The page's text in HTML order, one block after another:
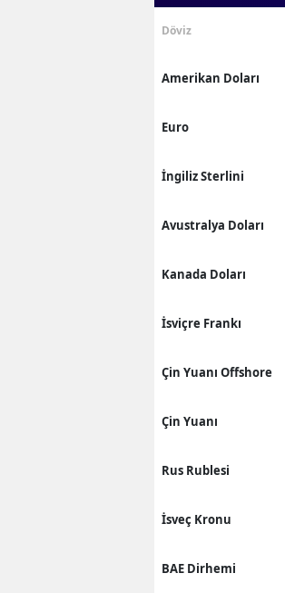
Döviz
Amerikan Doları
Euro
İngiliz Sterlini
Avustralya Doları
Kanada Doları
İsviçre Frankı
Çin Yuanı Offshore
Çin Yuanı
Rus Rublesi
İsveç Kronu
BAE Dirhemi